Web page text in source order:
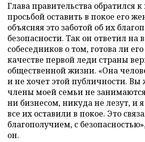
Глава правительства обратился
просьбой оставить в покое его
объясняя это заботой об их
безопасности. Так он ответил на
собеседников о том, готова ли
качестве первой леди страны
общественной жизни. «Она
и не хочет этой публичности. Вы
члены моей семьи не
ни бизнесом, никуда не лезут, и
все их оставили в покое. Это
благополучием, с
он.